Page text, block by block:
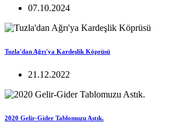
07.10.2024
Tuzla'dan Ağrı'ya Kardeşlik Köprüsü
21.12.2022
2020 Gelir-Gider Tablomuzu Astık.